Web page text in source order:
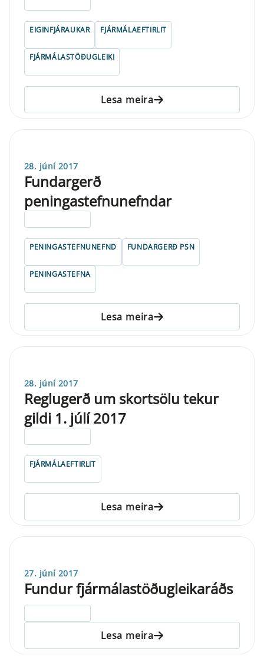
EIGINFJÁRAUKAR FJÁRMÁLAEFTIRLIT
FJÁRMÁLASTÖÐUGLEIKI
Lesa meira
28. júní 2017
Fundargerð
peningastefnunefndar
PENINGASTEFNUNEFND FUNDARGERÐ PSN
PENINGASTEFNA
Lesa meira
28. júní 2017
Reglugerð um skortsölu tekur
gildi 1. júlí 2017
FJÁRMÁLAEFTIRLIT
Lesa meira
27. júní 2017
Fundur fjármálastöðugleikaráðs
Lesa meira